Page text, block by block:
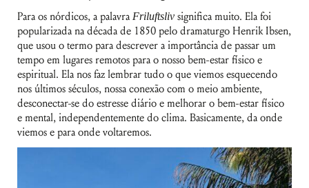
Para os nórdicos, a palavraFriluftsliv significa muito. Ela foi
popularizada na década de 1850 pelo dramaturgo Henrik Ibsen,
que usou o termo para descrever a importância de passar um
tempo em lugares remotos para o nosso bem-estar físico e
espiritual. Ela nos faz lembrar tudo o que viemos esquecendo
nos últimos séculos, nossa conexão com o meio ambiente,
desconectar-se do estresse diário e melhorar o bem-estar físico
e mental, independentemente do clima. Basicamente, da onde
viemos e para onde voltaremos.